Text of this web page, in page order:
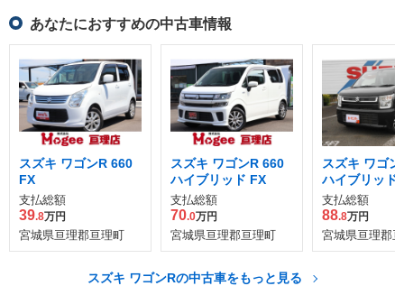
あなたにおすすめの中古車情報
スズキ ワゴンR 660
FX
支払総額
39.8万円
宮城県亘理郡亘理町
スズキ ワゴンR 660
ハイブリッド FX
支払総額
70.0万円
宮城県亘理郡亘理町
スズキ ワゴ
ハイブリッド
ーフティパッ
装着車
支払総額
88.8万円
宮城県亘理郡
スズキ ワゴンRの中古車をもっと見る